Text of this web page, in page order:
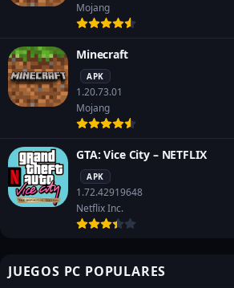
Mojang
Minecraft
APK
1.20.73.01
Mojang
GTA: Vice City – NETFLIX
APK
1.72.42919648
Netflix Inc.
JUEGOS PC POPULARES